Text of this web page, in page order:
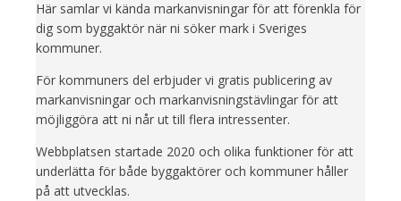
Här samlar vi kända markanvisningar för att förenkla för
dig som byggaktör när ni söker mark i Sveriges
kommuner.
För kommuners del erbjuder vi gratis publicering av
markanvisningar och markanvisningstävlingar för att
möjliggöra att ni når ut till flera intressenter.
Webbplatsen startade 2020 och olika funktioner för att
underlätta för både byggaktörer och kommuner håller
på att utvecklas.